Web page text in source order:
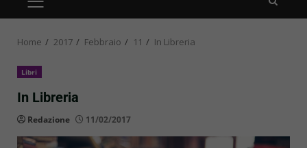
PRIMARY
MENU
Home 2017 Febbraio 11 In Libreria
Libri
In Libreria
Redazione 11/02/2017